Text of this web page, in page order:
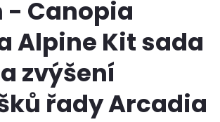
- Canopia
Alpine Kit sada
zvýšení
řady Arcadia